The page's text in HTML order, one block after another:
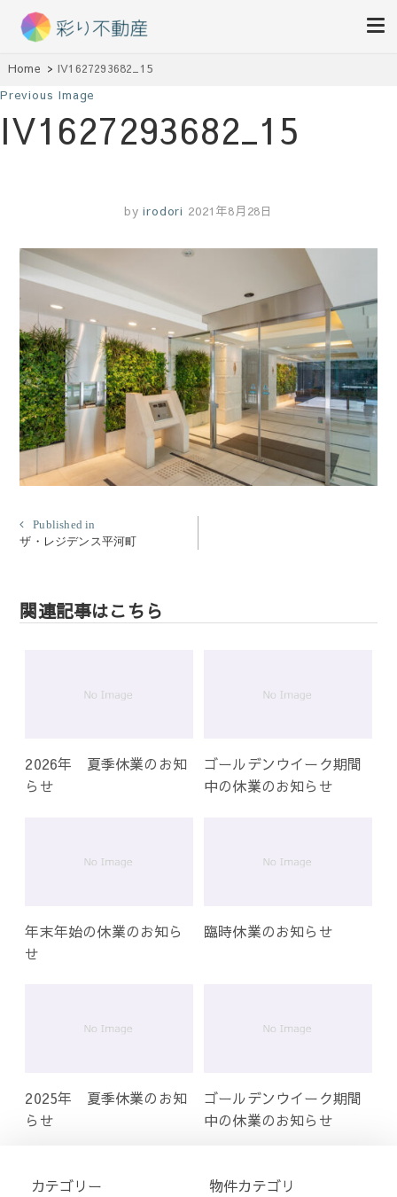
彩り不動産
Home IV1627293682_15
Previous Image
IV1627293682_15
by irodori 2021年8月28日
投
稿
ゲ
Published in
ザ・レジデンス平河町
関連記事はこちら
2026年 夏季休業のお知
らせ
ゴールデンウイーク期間
中の休業のお知らせ
年末年始の休業のお知ら
せ
臨時休業のお知らせ
2025年 夏季休業のお知
らせ
ゴールデンウイーク期間
中の休業のお知らせ
カテゴリー 物件カテゴリ